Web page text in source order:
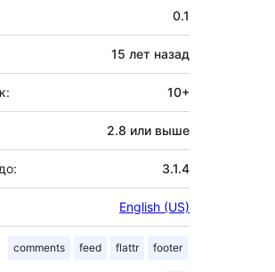
0.1
15 лет назад
10+
2.8 или выше
3.1.4
English (US)
comments feed flattr footer